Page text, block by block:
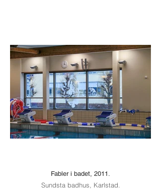
Fabler i badet, 2011.
Sundsta badhus, Karlstad.